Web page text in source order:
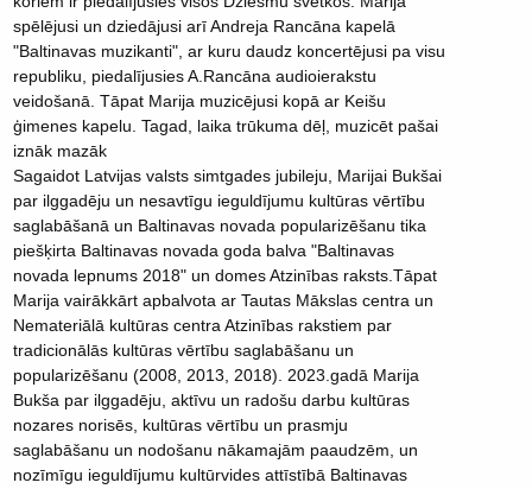
spēlējusi un dziedājusi arī Andreja Rancāna kapelā
"Baltinavas muzikanti", ar kuru daudz koncertējusi pa visu
republiku, piedalījusies A.Rancāna audioierakstu
veidošanā. Tāpat Marija muzicējusi kopā ar Keišu
ģimenes kapelu. Tagad, laika trūkuma dēļ, muzicēt pašai
iznāk mazāk
Sagaidot Latvijas valsts simtgades jubileju, Marijai Bukšai
par ilggadēju un nesavtīgu ieguldījumu kultūras vērtību
saglabāšanā un Baltinavas novada popularizēšanu tika
piešķirta Baltinavas novada goda balva "Baltinavas
novada lepnums 2018" un domes Atzinības raksts.Tāpat
Marija vairākkārt apbalvota ar Tautas Mākslas centra un
Nemateriālā kultūras centra Atzinības rakstiem par
tradicionālās kultūras vērtību saglabāšanu un
popularizēšanu (2008, 2013, 2018). 2023.gadā Marija
Bukša par ilggadēju, aktīvu un radošu darbu kultūras
nozares norisēs, kultūras vērtību un prasmju
saglabāšanu un nodošanu nākamajām paaudzēm, un
nozīmīgu ieguldījumu kultūrvides attīstībā Baltinavas